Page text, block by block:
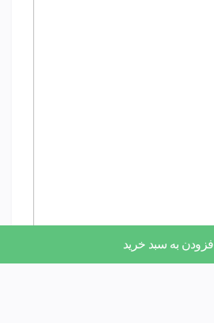
افزودن به سبد خرید